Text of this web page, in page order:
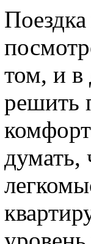
том, и в
решить
думать,